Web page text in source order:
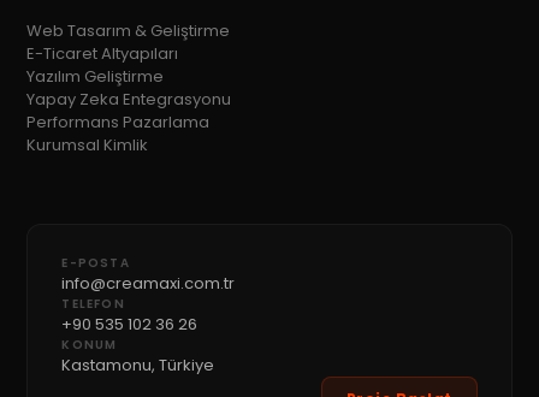
Web Tasarım & Geliştirme
E-Ticaret Altyapıları
Yazılım Geliştirme
Yapay Zeka Entegrasyonu
Performans Pazarlama
Kurumsal Kimlik
E-POSTA
info@creamaxi.com.tr
TELEFON
+90 535 102 36 26
KONUM
Kastamonu, Türkiye